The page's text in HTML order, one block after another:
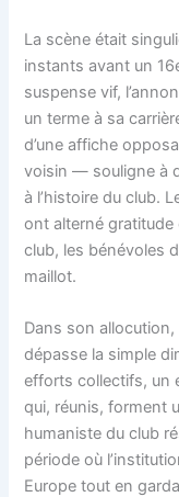
La scène était
instants avant un
suspense vif,
un terme à sa
d’une affiche
voisin — souligne à
à l’histoire du club.
ont alterné gratitude
club, les bénévoles
maillot.
Dans son
dépasse la simple
efforts collectifs, un
qui, réunis, forment
humaniste du club
période où
Europe tout en